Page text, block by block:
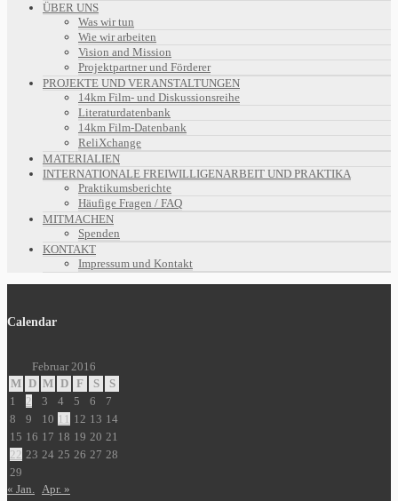
ÜBER UNS
Was wir tun
Wie wir arbeiten
Vision and Mission
Projektpartner und Förderer
PROJEKTE UND VERANSTALTUNGEN
14km Film- und Diskussionsreihe
Literaturdatenbank
14km Film-Datenbank
ReliXchange
MATERIALIEN
INTERNATIONALE FREIWILLIGENARBEIT UND PRAKTIKA
Praktikumsberichte
Häufige Fragen / FAQ
MITMACHEN
Spenden
KONTAKT
Impressum und Kontakt
Calendar
Februar 2016
M D M D F S
S
1
2 3 4 5 6
7
8
9 10 11 12 13 14
15 16 17 18 19 20 21
22 23 24 25 26 27 28
29
« Jan.
Apr. »